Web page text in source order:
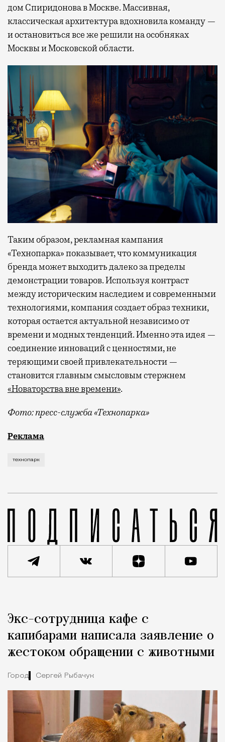
дом Спиридонова в Москве. Массивная,
классическая архитектура вдохновила команду —
и остановиться все же решили на особняках
Москвы и Московской области.
Таким образом, рекламная кампания
«Технопарка» показывает, что коммуникация
бренда может выходить далеко за пределы
демонстрации товаров. Используя контраст
между историческим наследием и современными
технологиями, компания создает образ техники,
которая остается актуальной независимо от
времени и модных тенденций. Именно эта идея —
соединение инноваций с ценностями, не
теряющими своей привлекательности —
становится главным смысловым стержнем
«Новаторства вне времени».
Фото: пресс-служба «Технопарка»
Рекламные кампании техники редко выходят за
Реклама
технопарк
Город
Экс-сотрудница кафе с
капибарами написала заявление о
жестоком обращении с животными
Город Сергей Рыбачук